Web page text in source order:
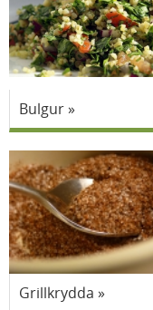
Bulgur
Grillkrydda